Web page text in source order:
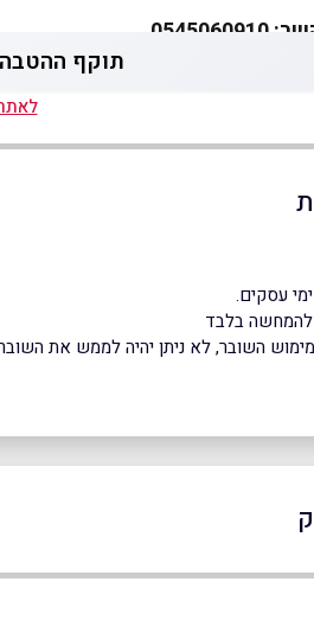
תוקף ההטבה עד -
להמחשה בלבד
השובר, לא ניתן יהיה לממש את השובר